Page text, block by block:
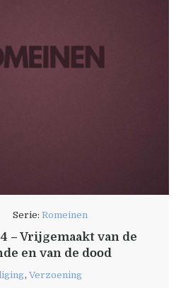
Serie: Romeinen
– Vrijgemaakt van de
en van de dood
, Verzoening